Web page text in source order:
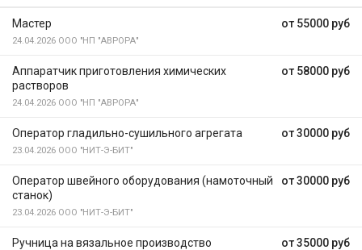
от 55000 руб
Мастер
24.04.2026 ООО "НП "АВРОРА"
от 58000 руб
Аппаратчик приготовления химических
растворов
24.04.2026 ООО "НП "АВРОРА"
от 30000 руб
Оператор гладильно-сушильного агрегата
23.04.2026 ООО "НИТ-Э-БИТ"
от 30000 руб
Оператор швейного оборудования (намоточный
станок)
23.04.2026 ООО "НИТ-Э-БИТ"
от 35000 руб
Ручница на вязальное производство